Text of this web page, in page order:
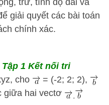
trừ, tính độ dài và
giải quyết các bài toán
chính xác.
Tập 1 Kết nối tri
cho
= (-2; 2; 2),
giữa hai vectơ